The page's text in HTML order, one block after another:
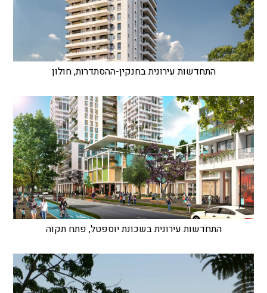
התחדשות עירונית בחנקין-ההסתדרות, חולון
התחדשות עירונית בשכונת יוספטל, פתח תקוה